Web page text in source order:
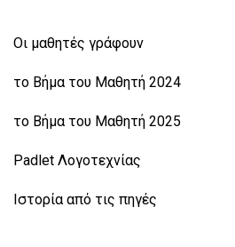
Οι μαθητές γράφουν
το Βήμα του Μαθητή 2024
το Βήμα του Μαθητή 2025
Padlet Λογοτεχνίας
Ιστορία από τις πηγές